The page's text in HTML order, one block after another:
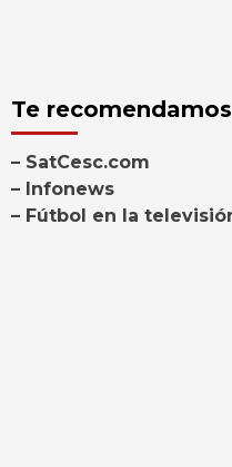
Te recomendamos
– SatCesc.com
– Infonews
– Fútbol en la